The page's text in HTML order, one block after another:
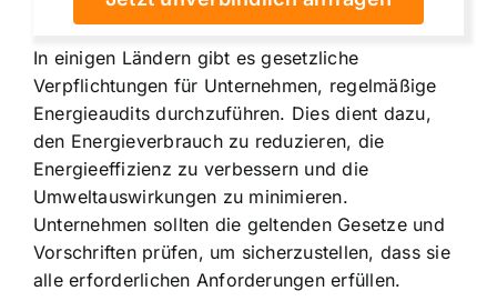
In einigen Ländern gibt es gesetzliche
Verpflichtungen für Unternehmen, regelmäßige
Energieaudits durchzuführen. Dies dient dazu,
den Energieverbrauch zu reduzieren, die
Energieeffizienz zu verbessern und die
Umweltauswirkungen zu minimieren.
Unternehmen sollten die geltenden Gesetze und
Vorschriften prüfen, um sicherzustellen, dass sie
alle erforderlichen Anforderungen erfüllen.